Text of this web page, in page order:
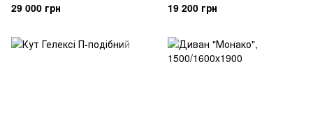
29 000 грн 19 200 грн